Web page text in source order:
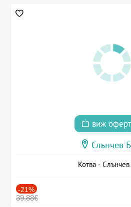
виж
Слънчев
Котва - Слънчев
-21%
39.88€